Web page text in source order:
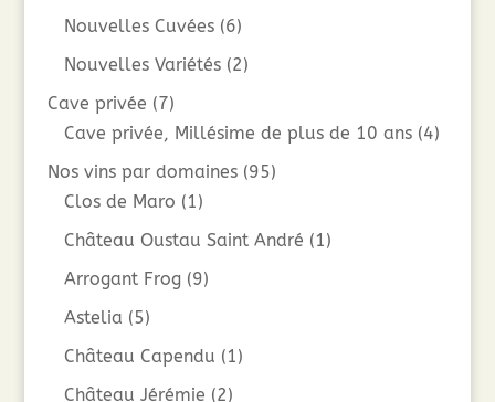
Nouvelles Cuvées (6)
Nouvelles Variétés (2)
Cave privée (7)
Cave privée, Millésime de plus de 10 ans (4)
Nos vins par domaines (95)
Clos de Maro (1)
Château Oustau Saint André (1)
Arrogant Frog (9)
Astelia (5)
Château Capendu (1)
Château Jérémie (2)